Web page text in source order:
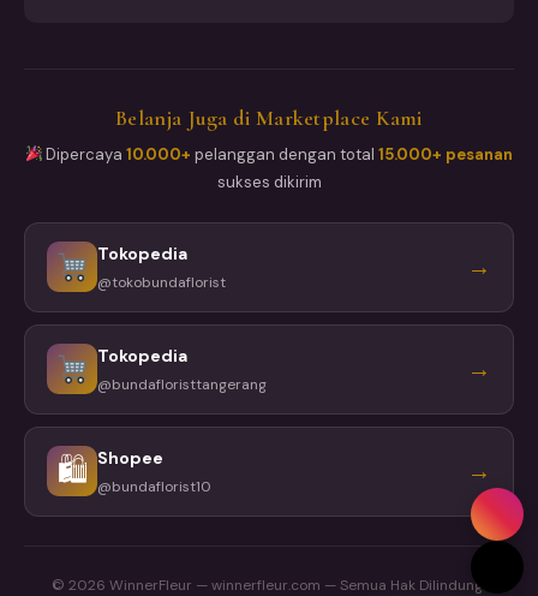
Belanja Juga di Marketplace Kami
Dipercaya10.000+ pelanggan dengan total15.000+ pesanan
sukses dikirim
Tokopedia
@tokobundaflorist →
Tokopedia
@bundafloristtangerang →
🛍 Shopee
@bundaflorist10 →
© 2026 WinnerFleur — winnerfleur.com — Semua Hak Dilindungi